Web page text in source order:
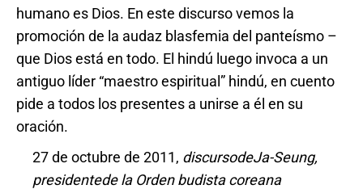
humano es Dios. En este discurso vemos la
promoción de la audaz blasfemia del panteísmo –
que Dios está en todo. El hindú luego invoca a un
antiguo líder “maestro espiritual” hindú, en cuento
pide a todos los presentes a unirse a él en su
oración.
27 de octubre de 2011, discursodeJa-Seung,
presidentede la Orden budista coreana